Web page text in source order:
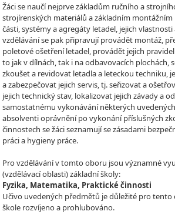
Žáci se naučí nejprve základům ručního a
strojírenských materiálů a základním montážním
části, systémy a agregáty letadel, jejich vlastnosti
vzdělávání se pak připravují provádět montáž,
poletové ošetření letadel, provádět jejich
to jak v dílnách, tak i na odbavovacích plochách,
zkoušet a revidovat letadla a leteckou techniku,
a zabezpečovat jejich servis, tj. seřizovat a
jejich technický stav, lokalizovat jejich závady a
samostatnému vykonávání některých
absolventi oprávnění po vykonání příslušných
činnostech se žáci seznamují se zásadami
práci a hygieny práce.
Pro vzdělávání v tomto oboru jsou významné
(vzdělávací oblasti) základní školy:
Fyzika, Matematika, Praktické činnosti
Učivo uvedených předmětů je důležité pro
škole rozvíjeno a prohlubováno.